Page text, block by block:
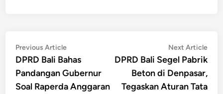
Post
navigation
Previous ArticlePrevious
article:
DPRD Bali Bahas
Pandangan Gubernur
Soal Raperda Anggaran
Next Article
DPRD Bali Segel Pabrik
Beton di Denpasar,
Tegaskan Aturan Tata